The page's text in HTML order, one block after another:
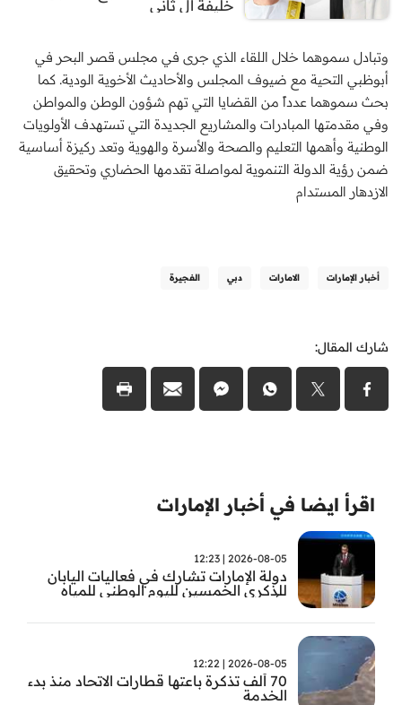
خليفة آل ثاني
وتبادل سموهما خلال اللقاء الذي جرى في مجلس قصر البحر في
أبوظبي التحية مع ضيوف المجلس والأحاديث الأخوية الودية. كما
بحث سموهما عدداً من القضايا التي تهم شؤون الوطن والمواطن
وفي مقدمتها المبادرات والمشاريع الجديدة التي تستهدف الأولويات
الوطنية وأهمها التعليم والصحة والأسرة والهوية وتعد ركيزة أساسية
ضمن رؤية الدولة التنموية لمواصلة تقدمها الحضاري وتحقيق
الازدهار المستدام
أخبار الإمارات الامارات دبي الفجيرة
شارك المقال:
اقرأ ايضا في أخبار الإمارات
2026-08-05 | 12:23
دولة الإمارات تشارك في فعاليات اليابان
للذكرى الخمسين لليوم الوطني للمياه
2026-08-05 | 12:22
70 ألف تذكرة باعتها قطارات الاتحاد منذ بدء
الخدمة